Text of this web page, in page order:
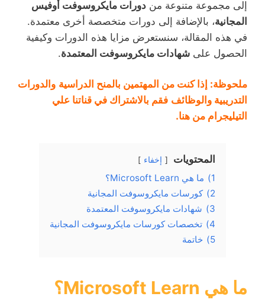
إلى مجموعة متنوعة من دورات مايكروسوفت أوفيس
المجانية، بالإضافة إلى دورات متخصصة أخرى معتمدة.
في هذه المقالة، سنستعرض مزايا هذه الدورات وكيفية
الحصول على شهادات مايكروسوفت المعتمدة.
ملحوظة: إذا كنت من المهتمين بالمنح الدراسية والدورات
التدريبية و الوظائف فقم بالاشتراك في قناتنا علي
التيليجرام من هنا.
المحتويات إخفاء
1)
ما هي Microsoft Learn؟
2)
كورسات مايكروسوفت المجانية
3)
شهادات مايكروسوفت المعتمدة
4)
تخصصات كورسات مايكروسوفت المجانية
5)
خاتمة
ما هي Microsoft Learn؟